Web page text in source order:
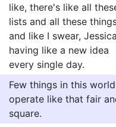
like, there's like all
lists and all these
and like I swear,
having like a new idea
every single day.
Few things in this world
operate like that fair
square.